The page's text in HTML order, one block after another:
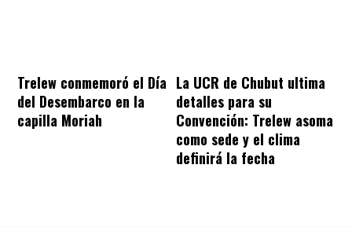
Trelew conmemoró el Día
del Desembarco en la
capilla Moriah
La UCR de Chubut ultima
detalles para su
Convención: Trelew asoma
como sede y el clima
definirá la fecha